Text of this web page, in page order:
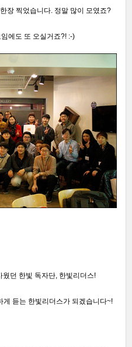
장 찍었습니다. 정말 많이 모였죠?
에도 또 오실거죠?! :-)
던 한빛 독자단, 한빛리더스!
게 듣는 한빛리더스가 되겠습니다~!